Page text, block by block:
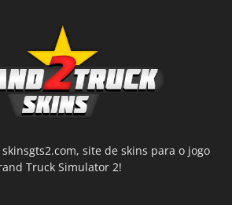
site de skins para o jogo
Truck Simulator 2!